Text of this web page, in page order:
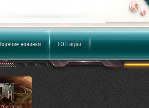
Горячие новинки ТОП игры